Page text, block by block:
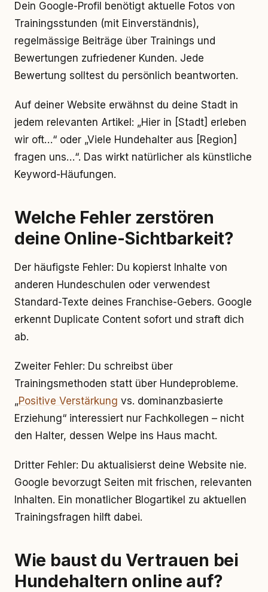
Dein Google-Profil benötigt aktuelle Fotos von
Trainingsstunden (mit Einverständnis),
regelmässige Beiträge über Trainings und
Bewertungen zufriedener Kunden. Jede
Bewertung solltest du persönlich beantworten.
Auf deiner Website erwähnst du deine Stadt in
jedem relevanten Artikel: „Hier in [Stadt] erleben
wir oft…“ oder „Viele Hundehalter aus [Region]
fragen uns…“. Das wirkt natürlicher als künstliche
Keyword-Häufungen.
Welche Fehler zerstören
deine Online-Sichtbarkeit?
Der häufigste Fehler: Du kopierst Inhalte von
anderen Hundeschulen oder verwendest
Standard-Texte deines Franchise-Gebers. Google
erkennt Duplicate Content sofort und straft dich
ab.
Zweiter Fehler: Du schreibst über
Trainingsmethoden statt über Hundeprobleme.
„Positive Verstärkung vs. dominanzbasierte
Erziehung“ interessiert nur Fachkollegen – nicht
den Halter, dessen Welpe ins Haus macht.
Dritter Fehler: Du aktualisierst deine Website nie.
Google bevorzugt Seiten mit frischen, relevanten
Inhalten. Ein monatlicher Blogartikel zu aktuellen
Trainingsfragen hilft dabei.
Wie baust du Vertrauen bei
Hundehaltern online auf?